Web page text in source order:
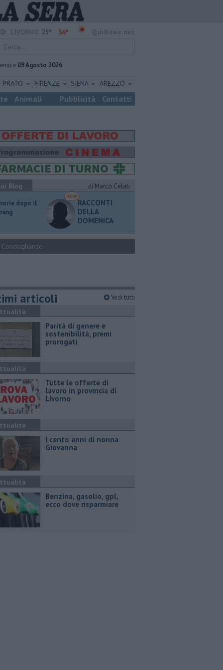
25° 36°
09 Agosto 2026
PRATO FIRENZE SIENA AREZZO
Animali Pubblicità Contatti
Blog
di Marco Celati
dopo il
RACCONTI
DELLA
DOMENICA
Condoglianze
articoli Vedi tutti
Parità di genere e
sostenibilità, premi
prorogati
​Tutte le offerte di
lavoro in provincia di
Livorno
I cento anni di nonna
Giovanna
​Benzina, gasolio, gpl,
ecco dove risparmiare